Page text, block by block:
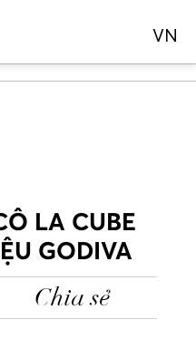
VN
LA CUBE
GODIVA
Chia sẻ